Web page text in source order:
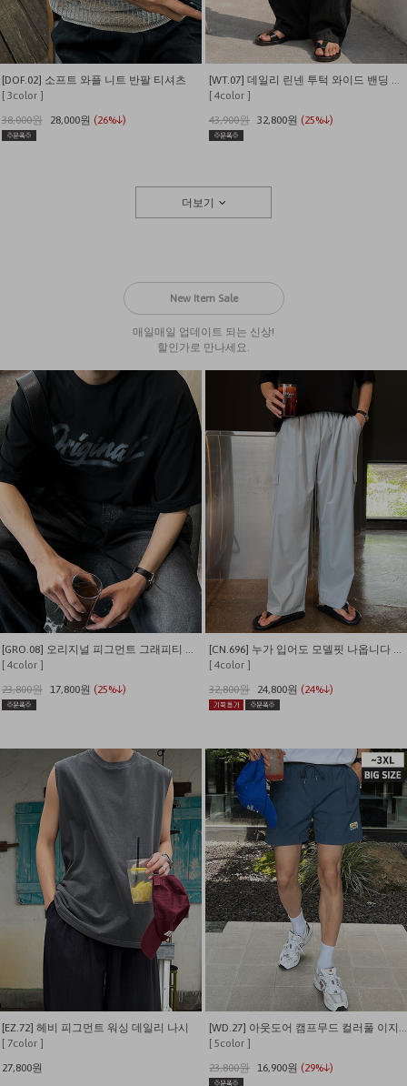
[DOF.02] 소프트 와플 니트 반팔 티셔츠
[ 3color ]
38,000원
28,000원 (26%↓)
[ 4color ]
43,900원 32,800원 (25%↓)
더보기
New Item Sale
매일매일 업데이트 되는 신상!
할인가로 만나세요.
[GRO.08] 오리지널 피그먼트 그래피티 티셔츠
[ 4color ]
23,800원 17,800원 (25%↓)
[CN.696] 누가 입어도 모델핏 나옵니다 나일론 카고 밴딩 와이드팬츠
[ 4color ]
32,800원
24,800원 (24%↓)
[EZ.72] 헤비 피그먼트 워싱 데일리 나시
[ 7color ]
27,800원
[ 5color ]
23,800원 16,900원 (29%↓)